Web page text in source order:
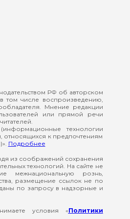
РФ об авторском
числе воспроизведению,
Мнение редакции
или прямой речи
технологии
относящихся к предпочтениям
Подробнее
из соображений сохранения
технологий. На сайте не
межнациональную рознь,
размещение ссылок не по
по запросу в надзорные и
условия «Политики